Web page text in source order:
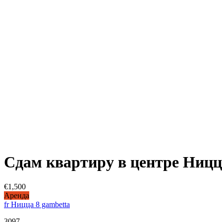
Сдам квартиру в центре
€1,500
Аренда
fr Ницца 8 gambetta